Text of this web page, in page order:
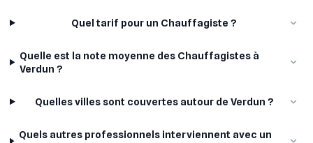
Quel tarif pour un Chauffagiste ?
Quelle est la note moyenne des Chauffagistes à
Verdun ?
Quelles villes sont couvertes autour de Verdun ?
Quels autres professionnels interviennent avec un